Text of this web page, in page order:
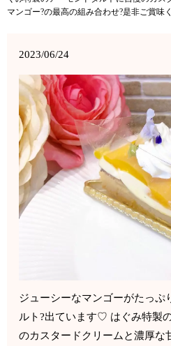
マンゴー?の最高の組み合わせ?是非ご賞味
2023/06/24
ジューシーなマンゴーがたっぷ
ルト?出ています♡ はぐみ特製
のカスタードクリームと濃厚な